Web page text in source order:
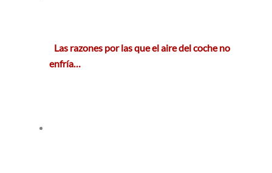
Las razones por las que el aire del coche no
enfría…